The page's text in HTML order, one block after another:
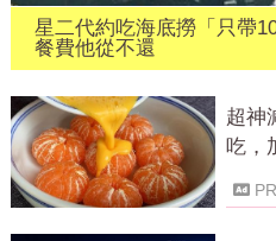
星二代約吃海底撈「只帶
餐費他從不還
超神
吃，